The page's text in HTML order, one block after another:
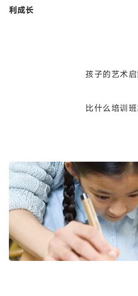
利成长
孩子的艺术启
比什么培训班